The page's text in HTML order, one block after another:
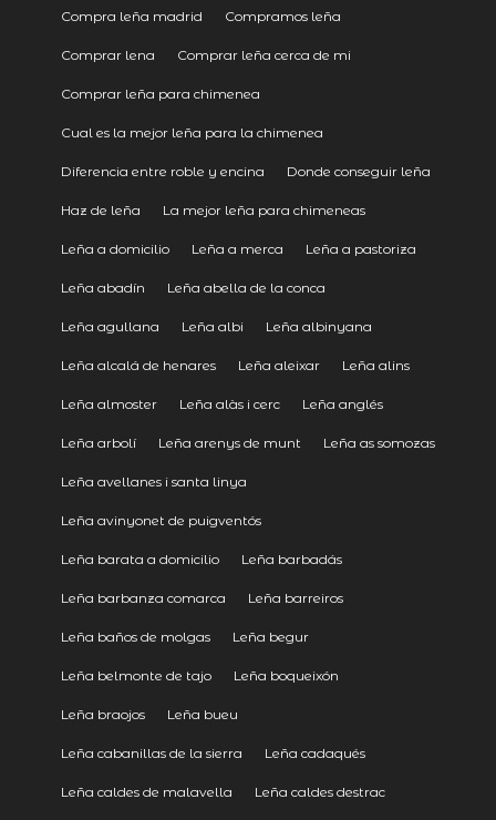
Compra leña madrid Compramos leña
Comprar lena Comprar leña cerca de mi
Comprar leña para chimenea
Cual es la mejor leña para la chimenea
Diferencia entre roble y encina Donde conseguir leña
Haz de leña La mejor leña para chimeneas
Leña a domicilio Leña a merca Leña a pastoriza
Leña abadín Leña abella de la conca
Leña agullana Leña albi Leña albinyana
Leña alcalá de henares Leña aleixar Leña alins
Leña almoster Leña alàs i cerc Leña anglés
Leña arbolí Leña arenys de munt Leña as somozas
Leña avellanes i santa linya
Leña avinyonet de puigventós
Leña barata a domicilio Leña barbadás
Leña barbanza comarca Leña barreiros
Leña baños de molgas Leña begur
Leña belmonte de tajo Leña boqueixón
Leña braojos Leña bueu
Leña cabanillas de la sierra Leña cadaqués
Leña caldes de malavella Leña caldes destrac